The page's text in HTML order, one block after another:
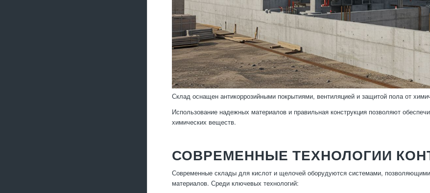
Склад оснащен антикоррозийными покрытиями, вентиляцией и защитой пола от
Использование надежных материалов и правильная конструкция позволяют
химических веществ.
СОВРЕМЕННЫЕ ТЕХНОЛОГИИ
Современные склады для кислот и щелочей оборудуются системами,
материалов. Среди ключевых технологий: